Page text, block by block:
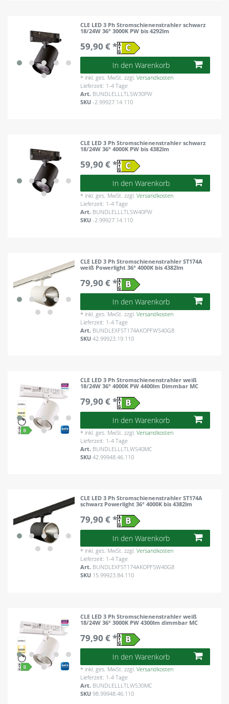
CLE LED 3 Ph Stromschienenstrahler schwarz
18/24W 36° 3000K PW bis 4292lm
59,90 € *
In den Warenkorb
* inkl. ges. MwSt. zzgl.Versandkosten
Lieferzeit: 1-4 Tage
Art. BUNDLELLLTLSW30PW
SKU-2.99927.14.110
CLE LED 3 Ph Stromschienenstrahler schwarz
18/24W 36° 4000K PW bis 4382lm
59,90 € *
In den Warenkorb
* inkl. ges. MwSt. zzgl.Versandkosten
Lieferzeit: 1-4 Tage
Art. BUNDLELLLTLSW40PW
SKU-2.99927.14.110
CLE LED 3 Ph Stromschienenstrahler ST174A
weiß Powerlight 36° 4000K bis 4382lm
79,90 € *
In den Warenkorb
* inkl. ges. MwSt. zzgl.Versandkosten
Lieferzeit: 1-4 Tage
Art. BUNDLEXFST174AKOPFWS40G8
SKU42.99923.19.110
CLE LED 3 Ph Stromschienenstrahler weiß
18/24W 36° 4000K PW 4400lm Dimmbar MC
79,90 € *
In den Warenkorb
* inkl. ges. MwSt. zzgl.Versandkosten
Lieferzeit: 1-4 Tage
Art. BUNDLELLLTLWS40MC
SKU42.99948.46.110
CLE LED 3 Ph Stromschienenstrahler ST174A
schwarz Powerlight 36° 4000K bis 4382lm
79,90 € *
In den Warenkorb
* inkl. ges. MwSt. zzgl.Versandkosten
Lieferzeit: 1-4 Tage
Art. BUNDLEXFST174AKOPFSW40G8
SKU 15.99923.84.110
CLE LED 3 Ph Stromschienenstrahler weiß
18/24W 36° 3000K PW 4300lm dimmbar MC
79,90 € *
In den Warenkorb
* inkl. ges. MwSt. zzgl.Versandkosten
Lieferzeit: 1-4 Tage
Art. BUNDLELLLTLWS30MC
SKU98.99948.46.110